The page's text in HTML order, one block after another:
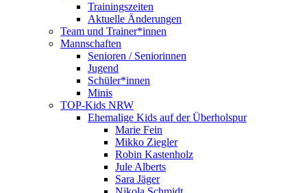
Trainingszeiten
Aktuelle Änderungen
Team und Trainer*innen
Mannschaften
Senioren / Seniorinnen
Jugend
Schüler*innen
Minis
TOP-Kids NRW
Ehemalige Kids auf der Überholspur
Marie Fein
Mikko Ziegler
Robin Kastenholz
Jule Alberts
Sara Jäger